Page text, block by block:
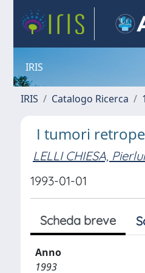
IRIS
IRIS Catalogo Ricerca
I tumori
LELLI CHIESA,
1993-01-01
Scheda breve
Anno
1993